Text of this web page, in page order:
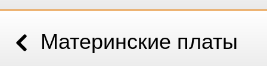
Материнские платы